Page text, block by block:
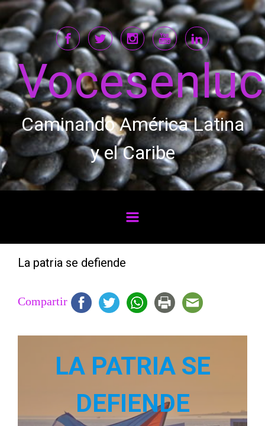
Saltar al contenido principal
Caminando América Latina
y el Caribe
La patria se defiende
Compartir
LA PATRIA SE
DEFIENDE